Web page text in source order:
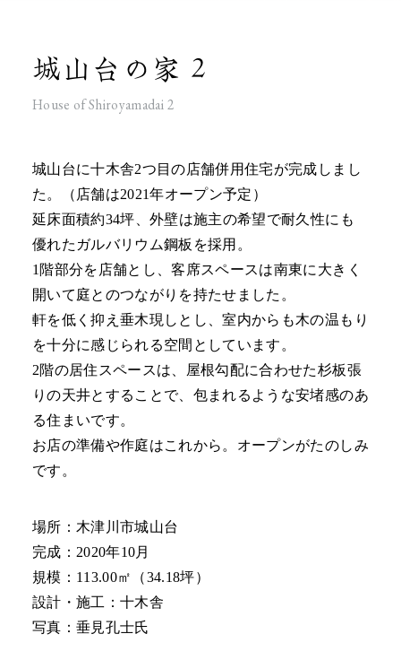
城山台の家 2
House of Shiroyamadai 2
城山台に十木舎2つ目の店舗併用住宅が完成しまし
た。（店舗は2021年オープン予定）
延床面積約34坪、外壁は施主の希望で耐久性にも
優れたガルバリウム鋼板を採用。
1階部分を店舗とし、客席スペースは南東に大きく
開いて庭とのつながりを持たせました。
軒を低く抑え垂木現しとし、室内からも木の温もり
を十分に感じられる空間としています。
2階の居住スペースは、屋根勾配に合わせた杉板張
りの天井とすることで、包まれるような安堵感のあ
る住まいです。
お店の準備や作庭はこれから。オープンがたのしみ
です。
場所：木津川市城山台
完成：2020年10月
規模：113.00㎡（34.18坪）
設計・施工：十木舎
写真：垂見孔士氏